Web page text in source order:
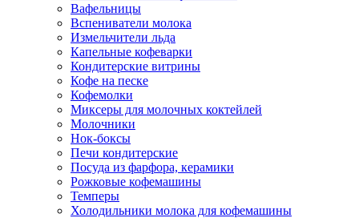
Вафельницы
Вспениватели молока
Измельчители льда
Капельные кофеварки
Кондитерские витрины
Кофе на песке
Кофемолки
Миксеры для молочных коктейлей
Молочники
Нок-боксы
Печи кондитерские
Посуда из фарфора, керамики
Рожковые кофемашины
Темперы
Холодильники молока для кофемашины